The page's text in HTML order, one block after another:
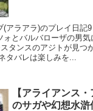
(アラアラ)のプレイ日記
ォとバルバローザの男気
タンスのアジトが見つ
タバレは楽しみを...
【アライアンス
のサガや幻想水滸